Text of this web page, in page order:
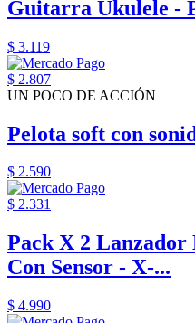
Guitarra Ukulele -
$ 3.119
$ 2.807
UN POCO DE ACCIÓN
Pelota soft con
$ 2.590
$ 2.331
Pack X 2 Lanzador
Con Sensor - X-...
$ 4.990